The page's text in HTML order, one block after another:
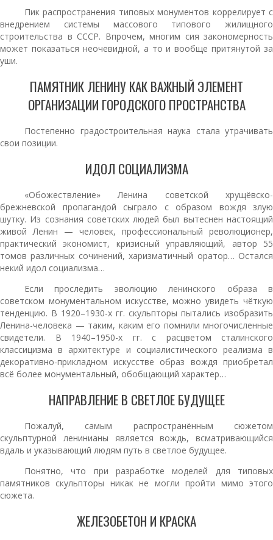
Пик распространения типовых монументов коррелирует с
внедрением системы массового типового жилищного
строительства в СССР. Впрочем, многим сия закономерность
может показаться неочевидной, а то и вообще притянутой за
уши.
ПАМЯТНИК ЛЕНИНУ КАК ВАЖНЫЙ ЭЛЕМЕНТ
ОРГАНИЗАЦИИ ГОРОДСКОГО ПРОСТРАНСТВА
Постепенно градостроительная наука стала утрачивать
свои позиции.
ИДОЛ СОЦИАЛИЗМА
«Обожествление» Ленина советской хрущёвско-
брежневской пропагандой сыграло с образом вождя злую
шутку. Из сознания советских людей был вытеснен настоящий
живой Ленин — человек, профессиональный революционер,
практический экономист, кризисный управляющий, автор 55
томов различных сочинений, харизматичный оратор… Остался
некий идол социализма…
Если проследить эволюцию ленинского образа в
советском монументальном искусстве, можно увидеть чёткую
тенденцию. В 1920–1930-х гг. скульпторы пытались изобразить
Ленина-человека — таким, каким его помнили многочисленные
свидетели. В 1940–1950-х гг. с расцветом сталинского
классицизма в архитектуре и социалистического реализма в
декоративно-прикладном искусстве образ вождя приобретал
всё более монументальный, обобщающий характер…
НАПРАВЛЕНИЕ В СВЕТЛОЕ БУДУЩЕЕ
Пожалуй, самым распространённым сюжетом
скульптурной ленинианы является вождь, всматривающийся
вдаль и указывающий людям путь в светлое будущее.
Понятно, что при разработке моделей для типовых
памятников скульпторы никак не могли пройти мимо этого
сюжета.
ЖЕЛЕЗОБЕТОН И КРАСКА